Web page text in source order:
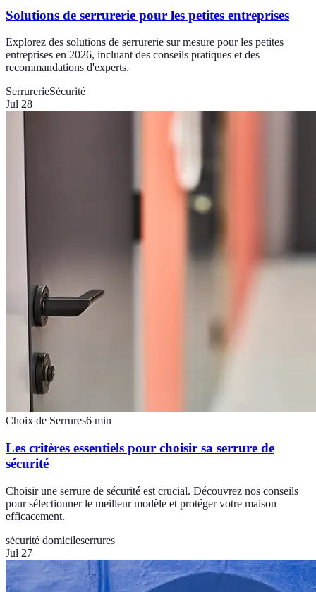
Solutions de serrurerie pour les petites entreprises
Explorez des solutions de serrurerie sur mesure pour les petites
entreprises en 2026, incluant des conseils pratiques et des
recommandations d'experts.
SerrurerieSécurité
Jul 28
Choix de Serrures6 min
Les critères essentiels pour choisir sa serrure de
sécurité
Choisir une serrure de sécurité est crucial. Découvrez nos conseils
pour sélectionner le meilleur modèle et protéger votre maison
efficacement.
sécurité domicileserrures
Jul 27